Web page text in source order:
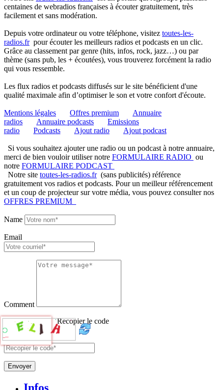
centaines de webradios françaises à écouter gratuitement, très
facilement et sans modération.
Depuis votre ordinateur ou votre téléphone, visitez toutes-les-
radios.frpour écouter les meilleurs radios et podcasts en un clic.
Grâce au classement par genre (hits, infos, rock, jazz…) ou par
thème (sans pub, les + écoutées), vous trouverez forcément la radio
qui vous ressemble.
Les flux radios et podcasts diffusés sur le site bénéficient d'une
qualité maximale afin d’optimiser le son et votre confort d'écoute.
Mentions légales Offres premium
Annuaire
radios
Annuaire podcasts
Emissions
radio
Podcasts Ajout radio Ajout podcast
Si vous souhaitez ajouter une radio ou un podcast à notre annuaire,
merci de bien vouloir utiliser notre FORMULAIRE RADIO ou
notre FORMULAIRE PODCAST
Notre site toutes-les-radios.fr(sans publicités) référence
gratuitement vos radios et podcasts. Pour un meilleur référencement
et un coup de projecteur sur votre média, vous pouvez consulter nos
OFFRES PREMIUM
Name
Email
Comment
Recopier le code
Envoyer